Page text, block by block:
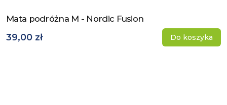
Zobacz produkt
Mata podróżna M - Nordic Fusion
39,00 zł Do koszyka